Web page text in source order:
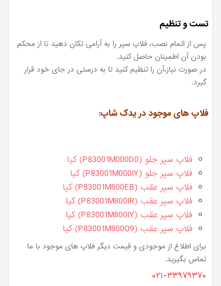
تست و تنظیم
پس از اتمام نصب، فلاپ سپر را به آرامی تکان دهید تا از محکم
بودن آن اطمینان حاصل کنید.
در صورت نیاز،آن را تنظیم کنید تا به درستی در جای خود قرار
گیرد.
فلاپ های موجود در یدک شاپ:
فلاپ سپر جلو (P83001M000D0) کیا
فلاپ سپر جلو (P83001M000IY) کیا
فلاپ سپر عقب (P83001M800EB) کیا
فلاپ سپر عقب (P83001M800IR) کیا
فلاپ سپر عقب (P83001M800IY) کیا
فلاپ سپر عقب (P83001M800O9) کیا
برای اطلاع از موجودی و قیمت دیگر فلاپ های موجود با ما
تماس بگیرید.
۰۲۱-۳۳۹۷۹۳۷۰